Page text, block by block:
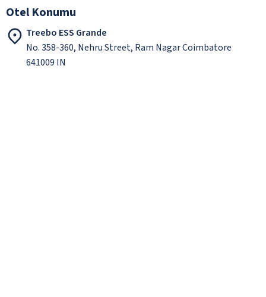
Otel Konumu
Treebo ESS Grande
No. 358-360, Nehru Street, Ram Nagar Coimbatore
641009 IN